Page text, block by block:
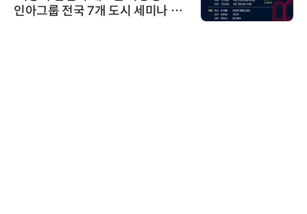
인아그룹 전국 7개 도시 세미나 페